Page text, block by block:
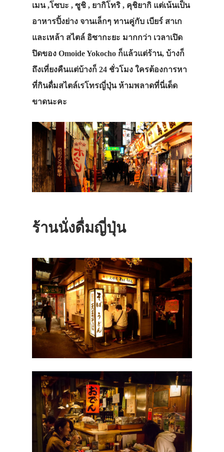
เมน ,โซบะ , ซูชิ , ยากิโทริ , คุชิยากิ แต่เน้นเป็น
อาหารปิ้งย่าง จานเล็กๆ ทานคู่กับ เบียร์ สาเก
และเหล้า สไตล์ อิซากะยะ มากกว่า เวลาเปิด
ปิดของ Omoide Yokocho ก็แล้วแต่ร้าน, บ้างก็
ถึงเที่ยงคืนแต่บ้างก็ 24 ชั่วโมง ใครต้องการหา
ที่กินดื่มสไตล์เรโทรญี่ปุ่น ห้ามพลาดที่นี่เด็ด
ขาดนะคะ
ร้านนั่งดื่มญี่ปุ่น